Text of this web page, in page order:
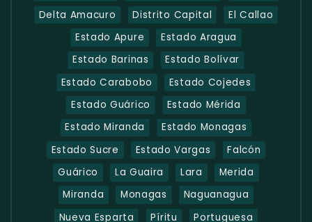
Delta Amacuro
Distrito Capital
El Callao
Estado Apure
Estado Aragua
Estado Barinas
Estado Bolívar
Estado Carabobo
Estado Cojedes
Estado Guárico
Estado Mérida
Estado Miranda
Estado Monagas
Estado Sucre
Estado Vargas
Falcón
Guárico
La Guaira Lara
Merida
Miranda
Monagas
Naguanagua
Nueva Esparta
Píritu
Portuguesa